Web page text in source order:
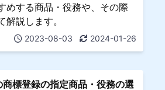
めする商品・役務や、その際
解説します。
2023-08-03 2024-01-26
標登録の指定商品・役務の選